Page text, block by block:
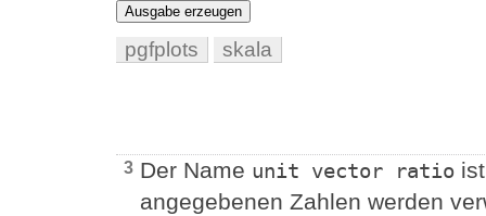
Ausgabe erzeugen
pgfplots skala
3 Der Name unit vector ratio
angegebenen Zahlen werden